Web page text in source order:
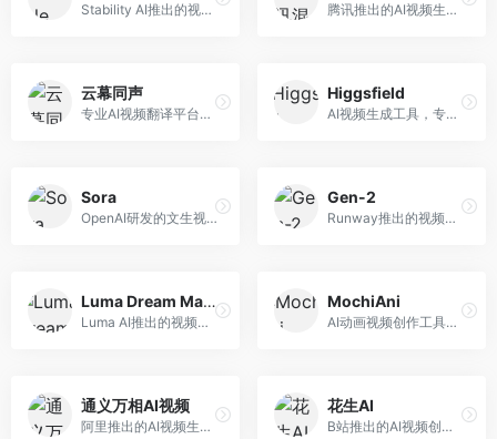
Stability AI推出的视频生成模型，开源可部署。面向开发者和专业创作者，支持视频生成、视频编辑等功能，开源生态完善，定制化程度高。 腾讯推出的AI视频生成工具，基于混元大模型。面向腾讯生态用户和内容创作者，支持文生视频、视频编辑等功能，与腾讯产品生态深度整合。
云幕同声
专业AI视频翻译平台，支持视频多语言配音和字幕生成。面向跨境电商和内容出海从业者，提供视频翻译、配音、字幕生成等服务，多语言支持完善。
Higgsfield
AI视频生成工具，专注于高质量视频内容创作。面向视频创作者和营销人员，支持文生视频、视频编辑等功能，视频效果逼真，适合商业应用。
Sora
OpenAI研发的文生视频大模型，可根据文字描述生成长达60秒的高清视频。面向影视创作者、广告从业者和内容生产者，视频连贯性强，物理世界理解准确，代表了AI视频生成的最高水平。
Gen-2
Runway推出的视频生成模型，专注于文生视频和视频风格转换。面向影视制作人和创意工作者，支持文本到视频、图像到视频等多种生成模式，视频质量专业级。
Luma Dream Machine
Luma AI推出的视频生成工具，专注于高质量视频创作。面向影视创作者和内容生产者，支持文生视频、图生视频，视频质量高，物理运动流畅自然。
MochiAni
AI动画视频创作工具，专注于动画内容生成。面向动画创作者和二次元内容生产者，支持动画风格视频生成，动画效果流畅，适合动漫内容创作。
通义万相AI视频
阿里推出的AI视频生成服务，整合图像与视频创作能力。面向电商和营销从业者，支持商品视频生成、营销视频制作等服务，商业应用场景丰富。
花生AI
B站推出的AI视频创作工具，专注于短视频内容生成。面向B站创作者，支持视频生成、视频编辑等功能，与B站平台深度整合，创作效率高。